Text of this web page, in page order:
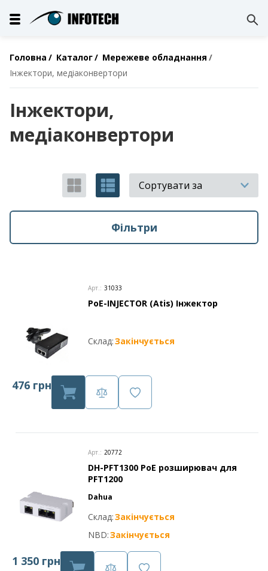
Головна Каталог
Мережеве обладнання
Інжектори, медіаконвертори
Інжектори,
медіаконвертори
Фільтри
Сортувати за
Арт.: 31033
PoE-INJECTOR (Atis) Інжектор
Склад:Закінчується
476 грн
Арт.: 20772
DH-PFT1300 PoE розширювач для
PFT1200
Dahua
Склад:Закінчується
NBD:Закінчується
1 350 грн